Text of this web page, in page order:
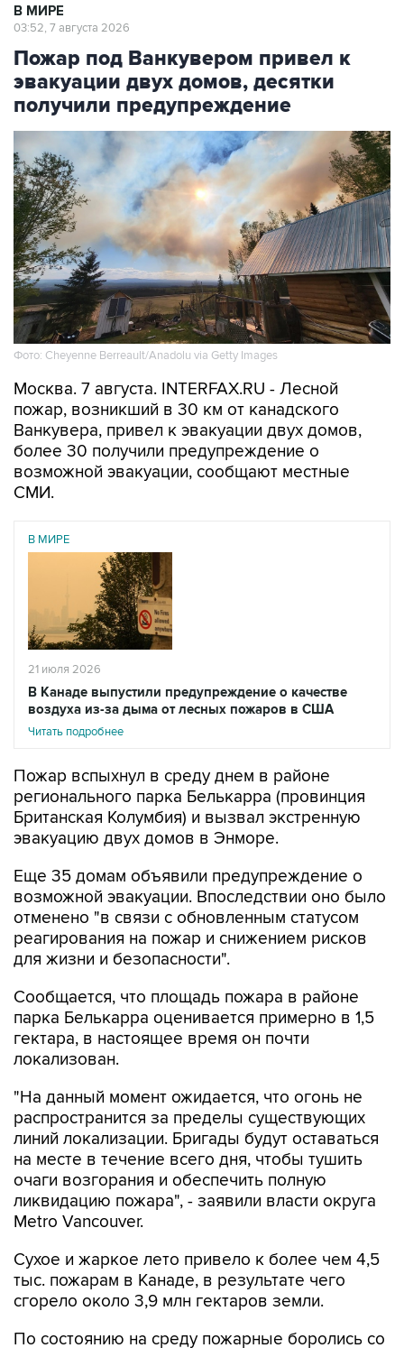
В МИРЕ
03:52, 7 августа 2026
Пожар под Ванкувером привел к
эвакуации двух домов, десятки
получили предупреждение
Фото: Cheyenne Berreault/Anadolu via Getty Images
Москва. 7 августа. INTERFAX.RU - Лесной
пожар, возникший в 30 км от канадского
Ванкувера, привел к эвакуации двух домов,
более 30 получили предупреждение о
возможной эвакуации, сообщают местные
СМИ.
В МИРЕ
21 июля 2026
В Канаде выпустили предупреждение о качестве
воздуха из-за дыма от лесных пожаров в США
Читать подробнее
Пожар вспыхнул в среду днем в районе
регионального парка Белькарра (провинция
Британская Колумбия) и вызвал экстренную
эвакуацию двух домов в Энморе.
Еще 35 домам объявили предупреждение о
возможной эвакуации. Впоследствии оно было
отменено "в связи с обновленным статусом
реагирования на пожар и снижением рисков
для жизни и безопасности".
Сообщается, что площадь пожара в районе
парка Белькарра оценивается примерно в 1,5
гектара, в настоящее время он почти
локализован.
"На данный момент ожидается, что огонь не
распространится за пределы существующих
линий локализации. Бригады будут оставаться
на месте в течение всего дня, чтобы тушить
очаги возгорания и обеспечить полную
ликвидацию пожара", - заявили власти округа
Metro Vancouver.
Сухое и жаркое лето привело к более чем 4,5
тыс. пожарам в Канаде, в результате чего
сгорело около 3,9 млн гектаров земли.
По состоянию на среду пожарные боролись со